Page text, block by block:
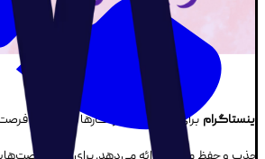
اینستاگرام برای انواع کسب و کارها و مشاغل